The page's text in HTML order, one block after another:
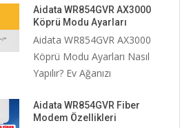
Aidata WR854GVR AX3000
Köprü Modu Ayarları
Aidata WR854GVR AX3000
Köprü Modu Ayarları Nasıl
Yapılır? Ev Ağanızı
Aidata WR854GVR Fiber
Modem Özellikleri